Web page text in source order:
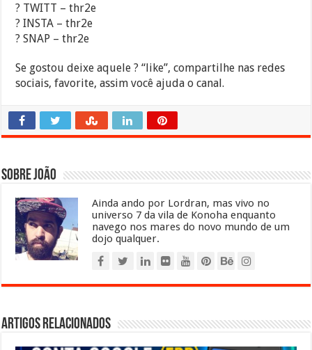
? TWITT – thr2e
? INSTA – thr2e
? SNAP – thr2e
Se gostou deixe aquele ? “like”, compartilhe nas redes
sociais, favorite, assim você ajuda o canal.
Sobre João
Ainda ando por Lordran, mas vivo no
universo 7 da vila de Konoha enquanto
navego nos mares do novo mundo de um
dojo qualquer.
Artigos relacionados